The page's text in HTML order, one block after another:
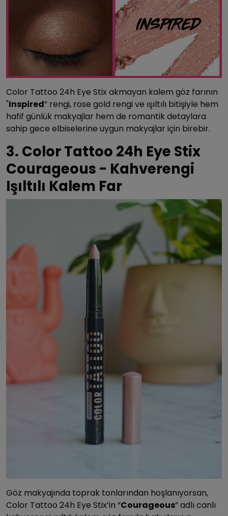
Color Tattoo 24h Eye Stix akmayan kalem göz farının
"Inspired” rengi, rose gold rengi ve ışıltılı bitişiyle hem
hafif günlük makyajlar hem de romantik detaylara
sahip gece elbiselerine uygun makyajlar için birebir.
3. Color Tattoo 24h Eye Stix
Courageous - Kahverengi
Işıltılı Kalem Far
Göz makyajında toprak tonlarından hoşlanıyorsan,
Color Tattoo 24h Eye Stix’in “Courageous” adlı canlı